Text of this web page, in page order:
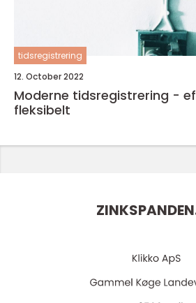
tidsregistrering
12. October 2022
Moderne tidsregistrering -
fleksibelt